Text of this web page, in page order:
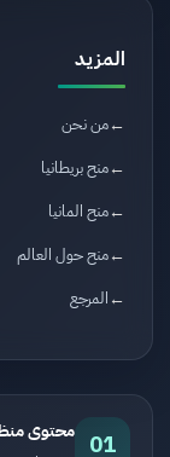
المزيد
من نحن
منح بريطانيا
منح المانيا
منح حول العالم
المرجع
01 محتوى